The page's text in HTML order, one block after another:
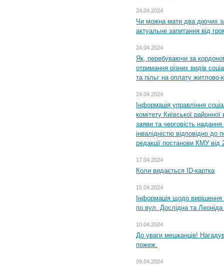
24.04.2024
Чи можна мати два діючих
актуальне запитання від
24.04.2024
Як, перебуваючи за
отримання різних видів
та пільг на оплату
24.04.2024
Інформація управління
комітету Київської
заяви та черговість надання
інвалідністю відповідно
редакції постанови КМУ
17.04.2024
Коли видається ID-картка
15.04.2024
Інформація щодо
по вул. Дослідна та Леоніда
10.04.2024
До уваги мешканців!
пожеж.
09.04.2024